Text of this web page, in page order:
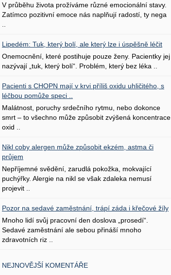
V průběhu života prožíváme různé emocionální stavy.
Zatímco pozitivní emoce nás naplňují radostí, ty nega
Lipedém: Tuk, který bolí, ale který lze i úspěšně léčit
Onemocnění, které postihuje pouze ženy. Pacientky jej
nazývají „tuk, který bolí“. Problém, který bez léka ..
Pacienti s CHOPN mají v krvi příliš oxidu uhličitého, s
léčbou pomůže speci ..
Malátnost, poruchy srdečního rytmu, nebo dokonce
smrt – to všechno může způsobit zvýšená koncentrace
oxid ..
Nikl coby alergen může způsobit ekzém, astma či
průjem
Nepříjemné svědění, zarudlá pokožka, mokvající
puchýřky. Alergie na nikl se však zdaleka nemusí
projevit ..
Pozor na sedavé zaměstnání, trápí záda i křečové žíly
Mnoho lidí svůj pracovní den doslova „prosedí“.
Sedavé zaměstnání ale sebou přináší mnoho
zdravotních riz ..
NEJNOVĚJŠÍ KOMENTÁŘE